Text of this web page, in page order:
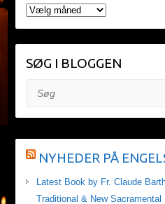
ARKIV
SØG I BLOGGEN
Søg
NYHEDER PÅ
Latest Book by Fr. Claude
Traditional & New Sacramental